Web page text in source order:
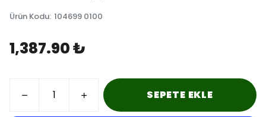
Ürün Kodu: 104699 0100
1,387.90 ₺
SEPETE EKLE